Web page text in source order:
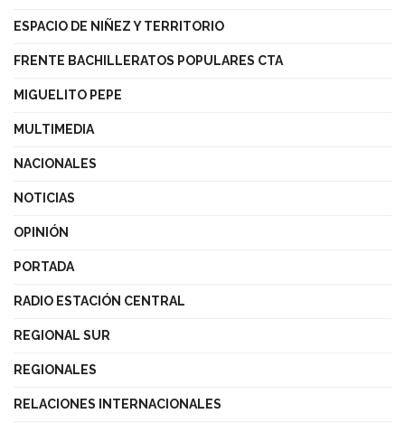
ESPACIO DE NIÑEZ Y TERRITORIO
FRENTE BACHILLERATOS POPULARES CTA
MIGUELITO PEPE
MULTIMEDIA
NACIONALES
NOTICIAS
OPINIÓN
PORTADA
RADIO ESTACIÓN CENTRAL
REGIONAL SUR
REGIONALES
RELACIONES INTERNACIONALES